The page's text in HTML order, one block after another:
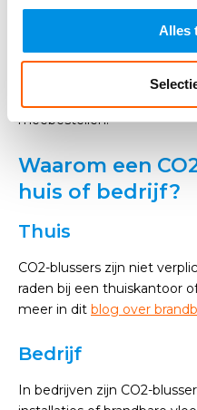
Alles
elektronica aanwezig
CE-keurmerk en
Opslag op droge,
meebestellen.
Waarom een
huis of bedrijf?
Thuis
CO2-blussers zijn niet
raden bij een thuiskantoor
meer in dit blog over
Bedrijf
In bedrijven zijn CO2-